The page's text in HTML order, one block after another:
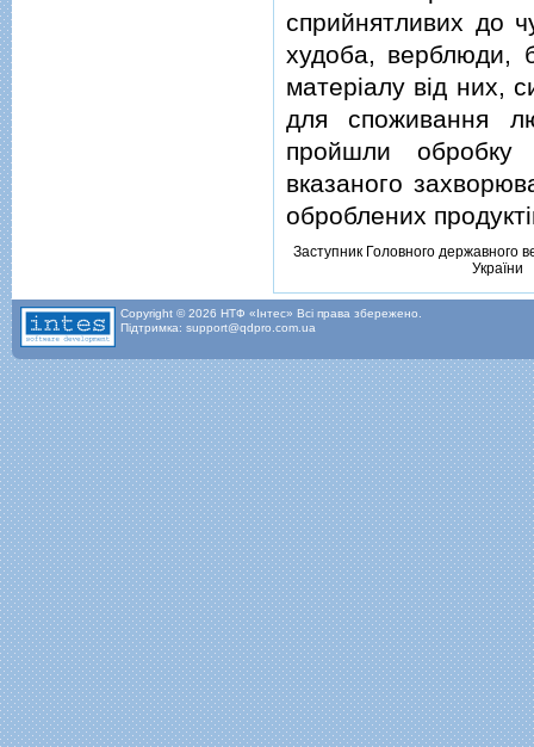
сприйнятливих до
худоба, верблюди,
матерiалу вiд них,
для споживання
пройшли обробку
вказаного
оброблених
Заступник Головного державного
України
Copyright © 2026 НТФ «Інтес» Всі права збережено.
Підтримка: support@qdpro.com.ua